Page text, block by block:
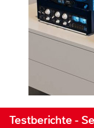
Testberichte -